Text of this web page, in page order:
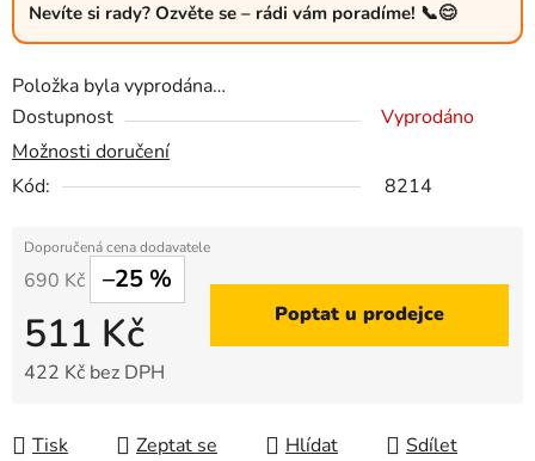
Nevíte si rady? Ozvěte se – rádi vám poradíme! 📞😊
Položka byla vyprodána…
Dostupnost
Vyprodáno
Možnosti doručení
Kód:
8214
690 Kč –25 %
511 Kč
422 Kč bez DPH
Poptat u prodejce
Tisk Zeptat se Hlídat Sdílet